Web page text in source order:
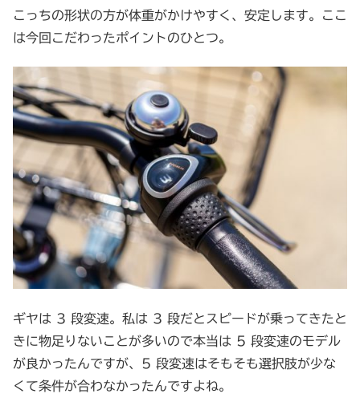
こっちの形状の方が体重がかけやすく、安定します。ここ
は今回こだわったポイントのひとつ。
ギヤは 3 段変速。私は 3 段だとスピードが乗ってきたと
きに物足りないことが多いので本当は 5 段変速のモデル
が良かったんですが、5 段変速はそもそも選択肢が少な
くて条件が合わなかったんですよね。